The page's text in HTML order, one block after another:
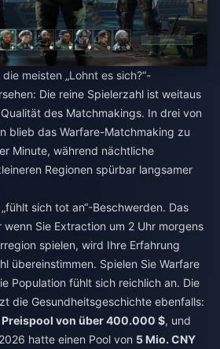
meisten „Lohnt es sich?“-
Die reine Spielerzahl ist weitaus
des Matchmakings. In drei von
blieb das Warfare-Matchmaking zu
Minute, während nächtliche
Regionen spürbar langsamer
sich tot an“-Beschwerden. Das
Sie Extraction um 2 Uhr morgens
spielen, wird Ihre Erfahrung
übereinstimmen. Spielen Sie Warfare
Population fühlt sich reichlich an. Die
die Gesundheitsgeschichte ebenfalls:
Preispool von über 400.000 $, und
hatte einen Pool von 5 Mio. CNY